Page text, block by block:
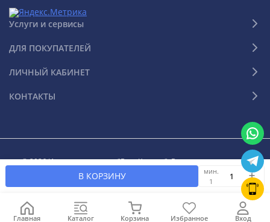
В КОРЗИНУ
мин.
1
Услуги и сервисы
ДЛЯ ПОКУПАТЕЛЕЙ
ЛИЧНЫЙ КАБИНЕТ
КОНТАКТЫ
© 2026 Интернет-магазин "Ваш Климат". Все права защищены
Главная Каталог Корзина Избранное Вход